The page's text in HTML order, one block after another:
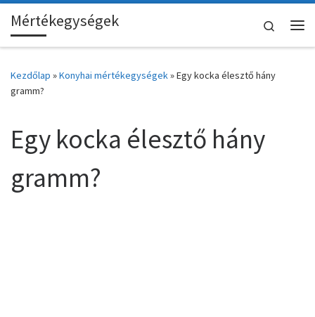
Skip to content
Mértékegységek
Search
Kezdőlap »Konyhai mértékegységek»Egy kocka élesztő hány
gramm?
Egy kocka élesztő hány
gramm?